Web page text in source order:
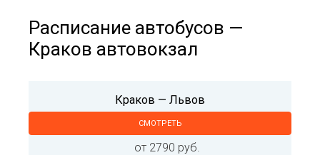
Расписание автобусов —
Краков автовокзал
Краков — Львов
СМОТРЕТЬ
от 2790 руб.